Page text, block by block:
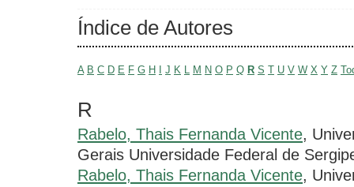
Índice de Autores
A B C D E F G H J K L M N O P Q R S T U V W X Y Z
R
Rabelo, Thais Fernanda Vicente,
Gerais Universidade Federal de
Rabelo, Thais Fernanda Vicente,